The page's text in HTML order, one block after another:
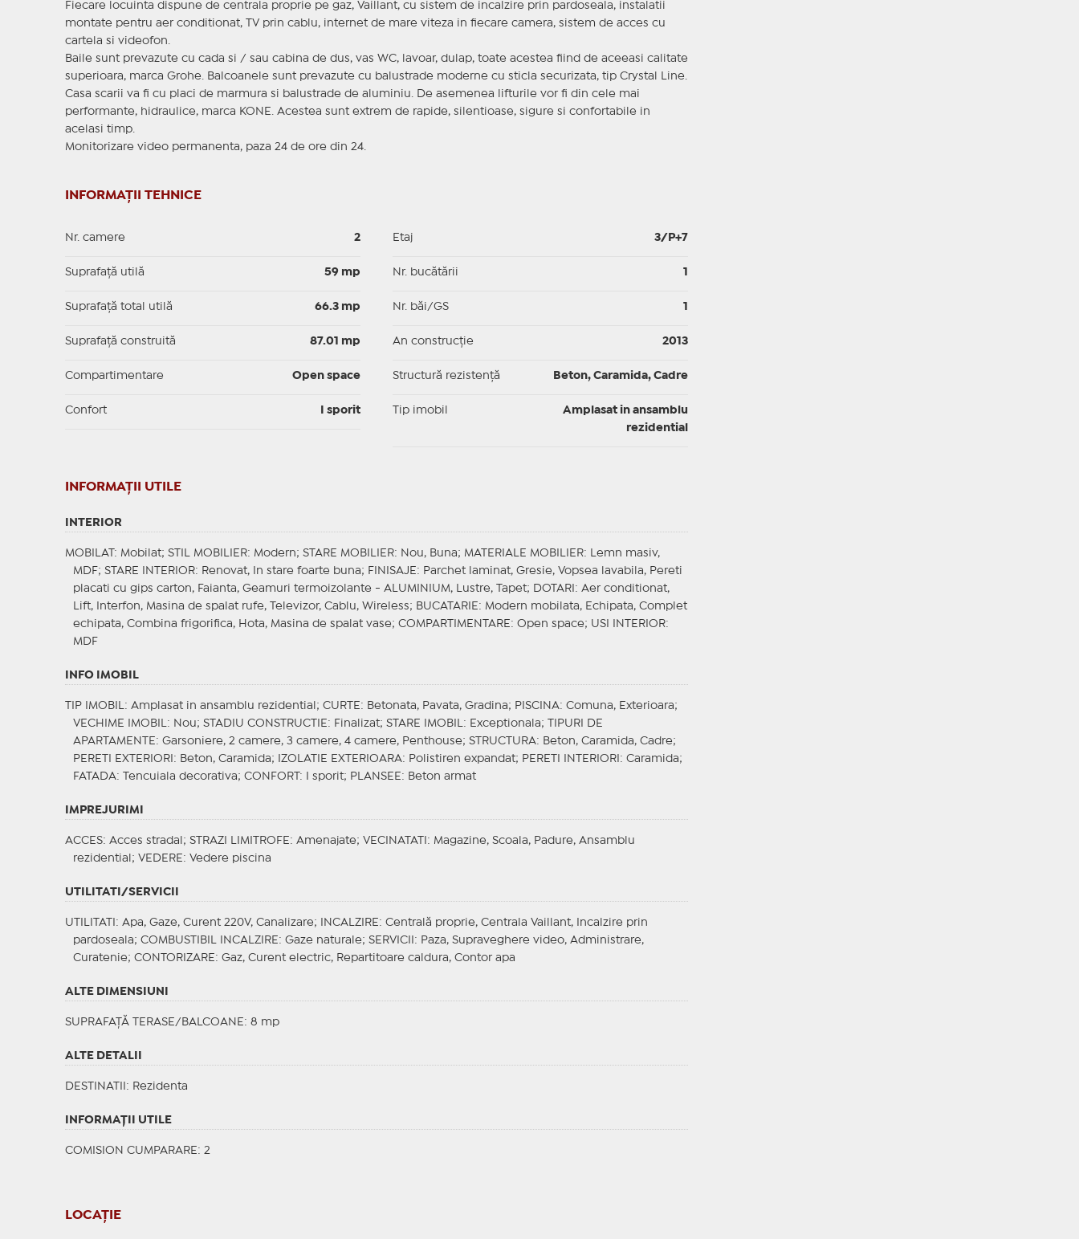
Fiecare locuinta dispune de centrala proprie pe gaz, Vaillant, cu sistem de incalzire prin pardoseala, instalatii
montate pentru aer conditionat, TV prin cablu, internet de mare viteza in fiecare camera, sistem de acces cu
cartela si videofon.
Baile sunt prevazute cu cada si / sau cabina de dus, vas WC, lavoar, dulap, toate acestea fiind de aceeasi calitate
superioara, marca Grohe. Balcoanele sunt prevazute cu balustrade moderne cu sticla securizata, tip Crystal Line.
Casa scarii va fi cu placi de marmura si balustrade de aluminiu. De asemenea lifturile vor fi din cele mai
performante, hidraulice, marca KONE. Acestea sunt extrem de rapide, silentioase, sigure si confortabile in
acelasi timp.
Monitorizare video permanenta, paza 24 de ore din 24.
INFORMAȚII TEHNICE
Nr. camere 2
Suprafaţă utilă 59 mp
Suprafaţă total utilă 66.3 mp
Suprafaţă construită 87.01 mp
Compartimentare Open space
Confort I sporit
Etaj 3/P+7
Nr. bucătării
Nr. băi/GS
An construcție 2013
Structură rezistență Beton, Caramida, Cadre
Tip imobil
Amplasat in ansamblu
rezidential
INFORMAŢII UTILE
INTERIOR
MOBILAT : Mobilat; STIL MOBILIER: Modern; STARE MOBILIER: Nou, Buna; MATERIALE MOBILIER: Lemn masiv,
MDF; STARE INTERIOR: Renovat, In stare foarte buna; FINISAJE : Parchet laminat, Gresie, Vopsea lavabila, Pereti
placati cu gips carton, Faianta, Geamuri termoizolante - ALUMINIUM, Lustre, Tapet;
DOTARI : Aer conditionat,
Lift, Interfon, Masina de spalat rufe, Televizor, Cablu, Wireless; BUCATARIE : Modern mobilata, Echipata, Complet
echipata, Combina frigorifica, Hota, Masina de spalat vase; COMPARTIMENTARE : Open space; USI INTERIOR:
MDF
INFO IMOBIL
TIP IMOBIL : Amplasat in ansamblu rezidential; CURTE : Betonata, Pavata, Gradina; PISCINA: Comuna, Exterioara;
VECHIME IMOBIL
: Nou; STADIU CONSTRUCTIE : Finalizat; STARE IMOBIL : Exceptionala;
TIPURI DE
APARTAMENTE : Garsoniere, 2 camere, 3 camere, 4 camere, Penthouse; STRUCTURA: Beton, Caramida, Cadre;
PERETI EXTERIORI : Beton, Caramida; IZOLATIE EXTERIOARA: Polistiren expandat; PERETI INTERIORI : Caramida;
FATADA: Tencuiala decorativa; CONFORT : I sporit; PLANSEE : Beton armat
IMPREJURIMI
ACCES: Acces stradal; STRAZI LIMITROFE : Amenajate; VECINATATI
: Magazine, Scoala, Padure, Ansamblu
rezidential; VEDERE : Vedere piscina
UTILITATI/SERVICII
UTILITATI : Apa, Gaze, Curent 220V, Canalizare; INCALZIRE : Centrală proprie, Centrala Vaillant, Incalzire prin
pardoseala; COMBUSTIBIL INCALZIRE : Gaze naturale; SERVICII
: Paza, Supraveghere video, Administrare,
Curatenie; CONTORIZARE : Gaz, Curent electric, Repartitoare caldura, Contor apa
ALTE DIMENSIUNI
SUPRAFAȚĂ TERASE/BALCOANE: 8 mp
ALTE DETALII
DESTINATII : Rezidenta
INFORMAŢII UTILE
COMISION CUMPARARE: 2
LOCAȚIE